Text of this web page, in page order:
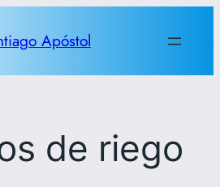
Apóstol
de riego